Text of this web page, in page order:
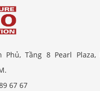
Phủ, Tầng 8 Pearl Plaza,
67 67